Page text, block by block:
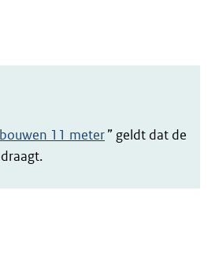
11 meter” geldt dat de